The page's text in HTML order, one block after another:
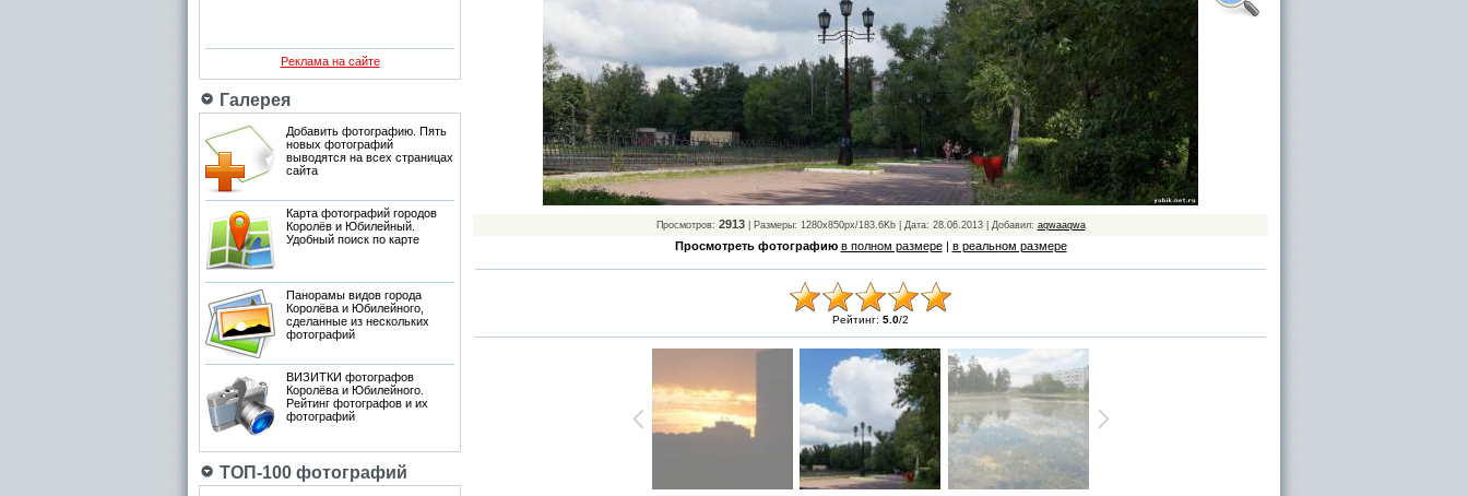
Реклама на сайте
Галерея
Добавить фотографию. Пять
новых фотографий
выводятся на всех страницах
сайта
Карта фотографий городов
Королёв и Юбилейный.
Удобный поиск по карте
Панорамы видов города
Королёва и Юбилейного,
сделанные из нескольких
фотографий
ВИЗИТКИ фотографов
Королёва и Юбилейного.
Рейтинг фотографов и их
фотографий
ТОП-100 фотографий
Просмотров: 2913| Размеры: 1280x850px/183.6Kb | Дата: 28.06.2013 | Добавил: aqwaaqwa
Просмотреть фотографию в полном размере| в реальном размере
Рейтинг: 5.0/2